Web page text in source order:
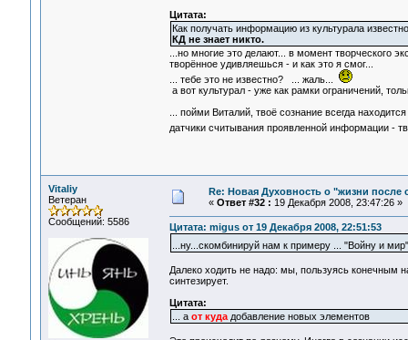
Цитата:
Как получать информацию из культурала
КД не знает никто.
...но многие это делают... в момент творческого
творённое удивляешься - и как это я смог...
... тебе это не известно? ... жаль...
а вот культурал - уже как рамки ограничений,
... пойми Виталий, твоё сознание всегда
датчики считывания проявленной информации -
Vitaliy
Ветеран
Сообщений: 5586
Re: Новая Духовность о "жизни после
« Ответ #32 : 19 Декабря 2008, 23:47:26 »
Цитата: migus от 19 Декабря 2008, 22:51:53
...ну...скомбинируй нам к примеру ... "Войну и
Далеко ходить не надо: мы, пользуясь конечным
синтезирует.
Цитата:
... аот кудадобавление новых элементов